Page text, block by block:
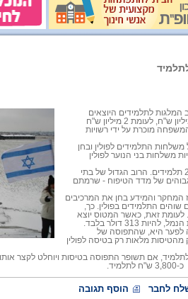
לתלמידים היוצאים
במשלחת לפולין. ממשרד החינוך נמסר, כי בתשע"א יעמוד התקציב על 5 מיליון ש"ח, לעומת 2 מיליון ש"ח
מוכרת על ידי רשויות
התלמידים לפולין ובחן
משלחות בני הנוער לפולין
במסמך מצוין, בין היתר, כי בשנת 2009 השתתפו במשלחות לפולין כ-27,000 תלמידים. הרוב הגדול של בתי
העשירונים הגבוהים של מדד הטיפוח - שרמתם
ב-1,480 דולר לתלמיד - כ-5,600 ש"ח. מרכז המחקר והמידע בחן את המרכיבים
התלמידים בפולין. כך,
דולר עבור הטיסה לפולין. לעומת זאת, כאשר המטוס יוצא
מהארץ בתפוסה מלאה וכך גם חוזר אליה, אמורה עלות הטיסה, כולל אגרות הנמל, להיות 313 דולר בלבד.
הסיבה לפער היא, שהתפוסה של
מלאות רק בטיסה לפולין
לחבר הוסף תגובה